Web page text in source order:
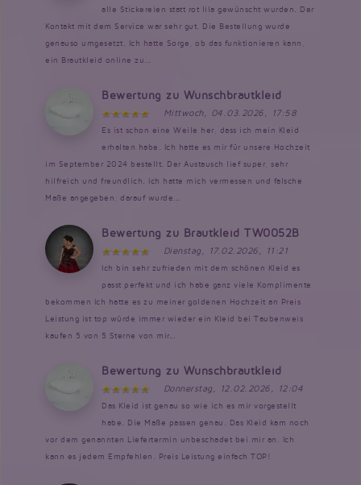
alle Stickereien statt rot lila gewünscht wurden. Der
Kontakt mit dem Service war sehr gut. Die Bestellung wurde
genauso umgesetzt. Ich hatte Sorge, ob das funktionieren kann,
ein Brautkleid online zu...
Bewertung zu Wunschbrautkleid
Mittwoch, 04.03.2026, 17:58
Es ist schon eine Weile her, dass ich mein Kleid
erhalten habe. Ich hatte es mir für unsere Hochzeit
im September 2024 bestellt. Der Austausch lief super, sehr
hilfreich und freundlich. Ich hatte mich vermessen und falsche
Maße angegeben, darauf wurde...
Bewertung zu Brautkleid TW0052B
Dienstag, 17.02.2026, 11:21
Ich bin sehr zufrieden mit dem schönen Kleid es
passt perfekt und ich habe ganz viele Komplimente
bekommen Ich hatte es zu meiner goldenen Hochzeit an Preis
Leistung ist top würde immer wieder ein Kleid bei Taubenweis
kaufen 5 von 5 Sterne von mir...
Bewertung zu Wunschbrautkleid
Donnerstag, 12.02.2026, 12:04
Das Kleid ist genau so wie ich es mir vorgestellt
habe. Die Maße passen genau. Das Kleid kam noch
vor dem genannten Liefertermin unbeschadet bei mir an. Ich
kann es jedem Empfehlen. Preis Leistung einfach TOP!